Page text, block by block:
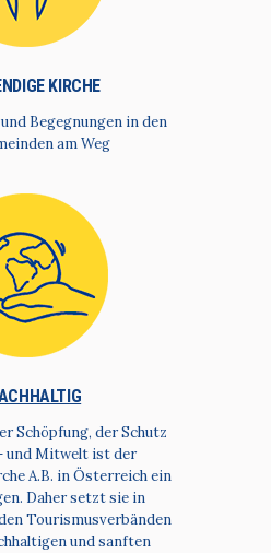
KIRCHE
Begegnungen in den
am Weg
Schöpfung, der Schutz
und Mitwelt ist der
A.B. in Österreich ein
Daher setzt sie in
Tourismusverbänden
und sanften